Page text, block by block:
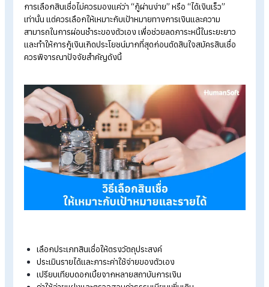
ประกัน โดยสถาบันการเงินจะพิจารณาจากรายได้ ความสามา
ในการผ่อน และประวัติทางการเงินแทน จึงมักมีอัตราดอกเบี้ย
กว่าสินเชื่อแบบมีหลักประกัน
สินเชื่อแบ่งตามประเภททรัพย์สินหรือวัตถุประสง
สินเชื่อบ้าน
ใช้สำหรับซื้อบ้านใหม่ บ้านมือสอง คอนโด หรือรี
ไฟแนนซ์บ้าน จุดเด่นคือสามารถผ่อนชำระระยะยาวได้หลายปี
พร้อมเลือกอัตราดอกเบี้ยได้ตามเงื่อนไขของแต่ละธนาคาร
สินเชื่อรถยนต์:ครอบคลุมทั้งรถใหม่และรถมือสอง โดยผู้กู้
สามารถเลือกผ่อนชำระได้หลายระยะเวลา เหมาะสำหรับคนที่
ต้องการซื้อรถเพื่อใช้งานส่วนตัวหรือใช้ในธุรกิจ
สินเชื่อเพื่อการศึกษา:เป็นสินเชื่อที่ช่วยแบ่งเบาภาระค่าใช้จ่
ด้านการเรียน เช่น ค่าเทอม ค่าอุปกรณ์ หรือค่าใช้จ่ายระหว่างศึ
ให้ผ่อนชำระได้ง่ายขึ้น